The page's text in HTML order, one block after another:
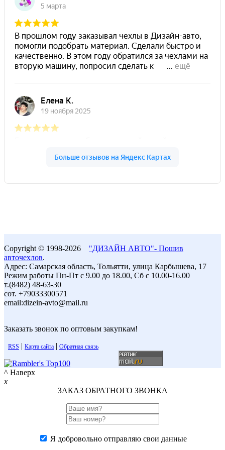
Copyright © 1998-2026 "ДИЗАЙН АВТО"- Пошив
авточехлов.
Адрес: Самарская область, Тольятти, улица Карбышева, 17
Режим работы Пн-Пт с 9.00 до 18.00, Сб с 10.00-16.00
т.(8482) 48-63-30
сот. +79033300571
email:dizein-avto@mail.ru
Заказать звонок по оптовым закупкам!
RSS | Карта сайта | Обратная связь
^ Наверх
x
ЗАКАЗ ОБРАТНОГО ЗВОНКА
Я добровольно отправляю свои данные